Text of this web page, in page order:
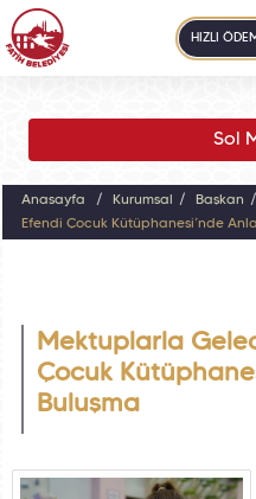
HIZLI
Sol
Anasayfa Kurumsal Başkan
Efendi Çocuk Kütüphanesi’nde
Mektuplarla
Çocuk
Buluşma